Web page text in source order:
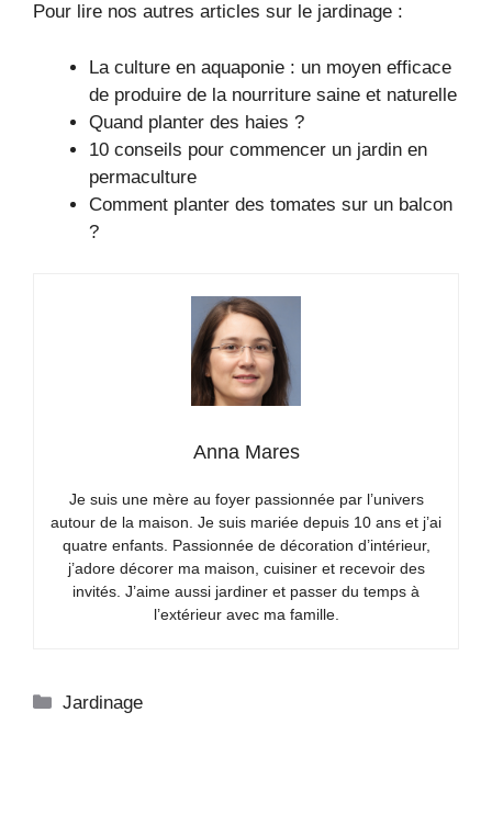
Pour lire nos autres articles sur le jardinage :
La culture en aquaponie : un moyen efficace
de produire de la nourriture saine et naturelle
Quand planter des haies ?
10 conseils pour commencer un jardin en
permaculture
Comment planter des tomates sur un balcon
?
Anna Mares
Je suis une mère au foyer passionnée par l’univers
autour de la maison. Je suis mariée depuis 10 ans et j’ai
quatre enfants. Passionnée de décoration d’intérieur,
j’adore décorer ma maison, cuisiner et recevoir des
invités. J’aime aussi jardiner et passer du temps à
l’extérieur avec ma famille.
Catégories
Jardinage